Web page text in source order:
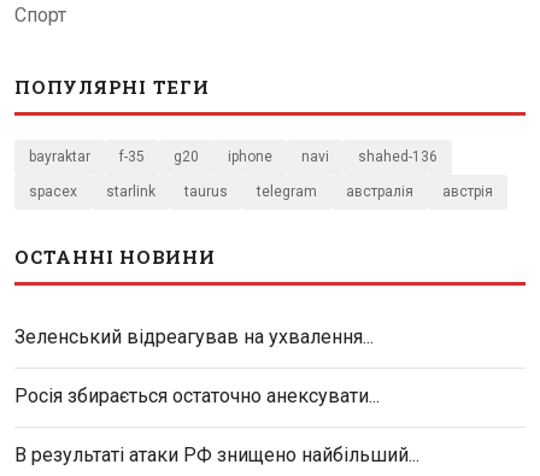
Спорт
ПОПУЛЯРНІ ТЕГИ
bayraktar f-35 g20 iphone navi shahed-136
spacex starlink taurus telegram австралія австрія
ОСТАННІ НОВИНИ
Зеленський відреагував на ухвалення...
Росія збирається остаточно анексувати...
В результаті атаки РФ знищено найбільший...